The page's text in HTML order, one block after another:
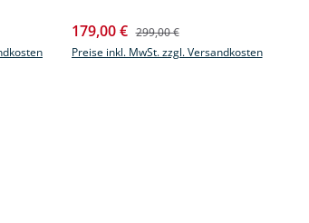
Verkaufspreis:
179,00 € Regulärer Preis:
299,00 €
Preise inkl. MwSt. zzgl. Versandkosten
die Schaltflächen um
Wert ein oder benutze